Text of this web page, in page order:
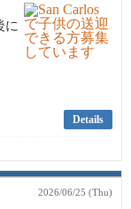
に
Details
2026/06/25 (Thu)